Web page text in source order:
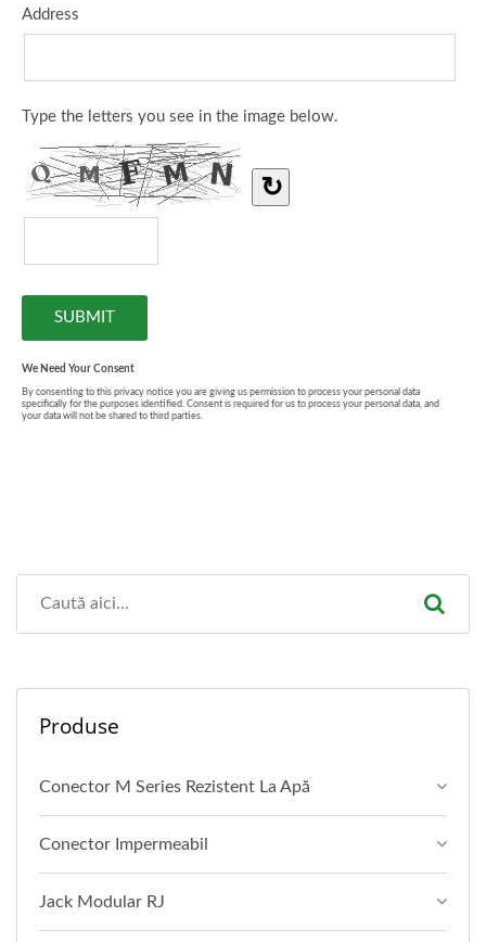
Produse
Conector M Series Rezistent La Apă
Conector Impermeabil
Jack Modular RJ